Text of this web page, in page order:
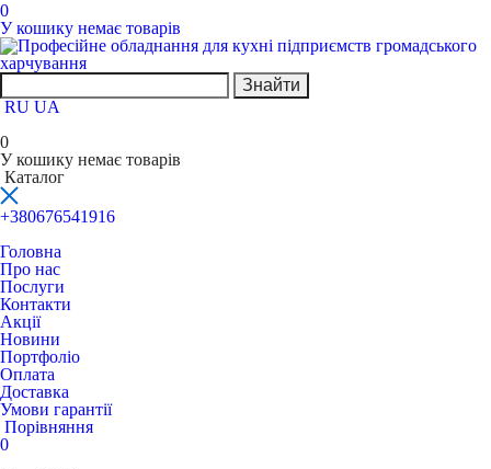
0
У кошику немає товарів
Знайти
RU UA
0
У кошику немає товарів
Каталог
+380676541916
Головна
Про нас
Послуги
Контакти
Акції
Новини
Портфоліо
Оплата
Доставка
Умови гарантії
Порівняння
0